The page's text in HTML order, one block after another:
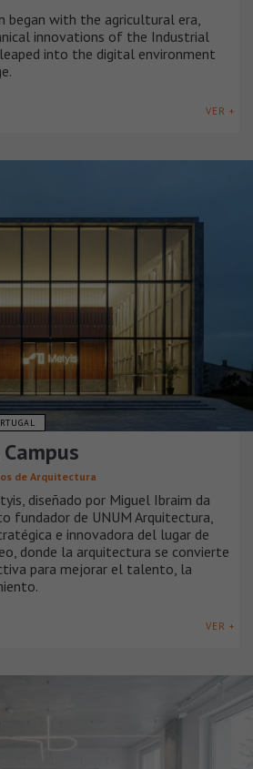
began with the agricultural era,
innovations of the Industrial
into the digital environment
VER +
de Arquitectura
diseñado por Miguel Ibraim da
fundador de UNUM Arquitectura,
e innovadora del lugar de
donde la arquitectura se convierte
para mejorar el talento, la
VER +